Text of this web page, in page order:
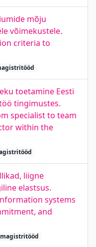
mõju
võimekustele.
criteria to
toetamine Eesti
tingimustes.
specialist to team
within the
liigne
elastsus.
systems
and
magistritööd